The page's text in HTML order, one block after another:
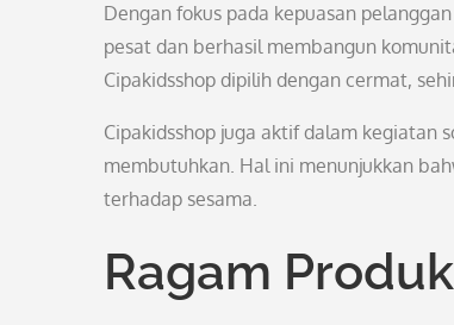
Dengan fokus pada kepuasan
pesat dan berhasil membangun
Cipakidsshop dipilih dengan cermat,
Cipakidsshop juga aktif dalam kegiatan
membutuhkan. Hal ini menunjukkan
terhadap sesama.
Ragam